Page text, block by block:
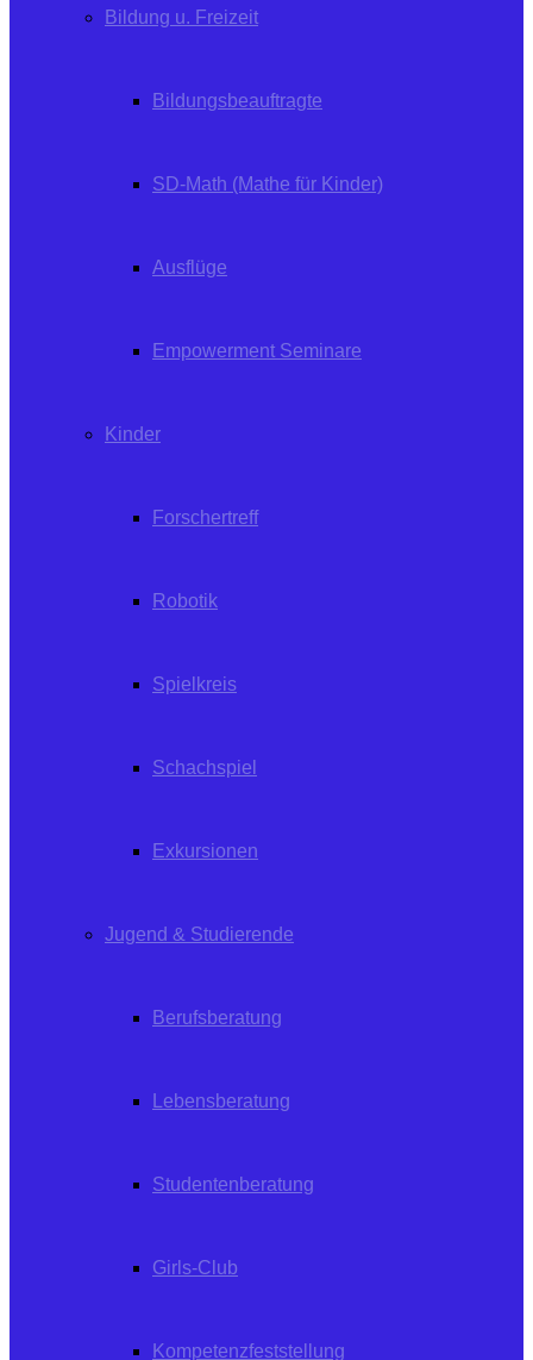
Bildung u. Freizeit
Bildungsbeauftragte
SD-Math (Mathe für Kinder)
Ausflüge
Empowerment Seminare
Kinder
Forschertreff
Robotik
Spielkreis
Schachspiel
Exkursionen
Jugend & Studierende
Berufsberatung
Lebensberatung
Studentenberatung
Girls-Club
Kompetenzfeststellung